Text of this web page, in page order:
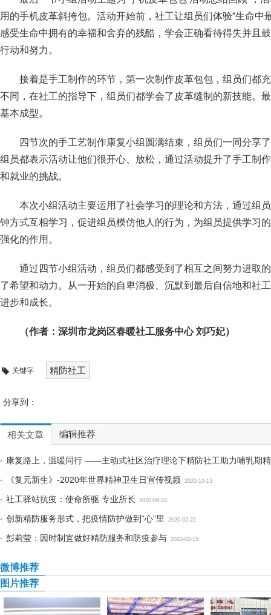
用的手机皮革斜挎包。活动开始前，社工让组员们体验“生命中
感受生命中拥有的幸福和舍弃的残酷，学会正确看待得失并且
行动和努力。
接着是手工制作的环节，第一次制作皮革包包，组员们都
不同，在社工的指导下，组员们都学会了皮革缝制的新技能。
基本成型。
四节次的手工艺制作康复小组圆满结束，组员们一同分享
组员都表示活动让他们很开心、放松，通过活动提升了手工制
和就业的挑战。
本次小组活动主要运用了社会学习的理论和方法，通过组
钟方式互相学习，促进组员模仿他人的行为，为组员提供学习
强化的作用。
通过四节小组活动，组员们都感受到了相互之间努力进取
了希望和动力。从一开始的自卑消极、沉默到最后自信地和社
进步和成长。
（作者：深圳市龙岗区春暖社工服务中心 刘巧妃）
关键字 精防社工
分享到：
相关文章 编辑推荐
康复路上，温暖同行 ——主动式社区治疗理论下精防社工助力哺乳期
《复元新生》-2020年世界精神卫生日宣传视频 2020-10-13
社工驿站抗疫：使命所驱 专业所长 2020-06-24
创新精防服务形式，把疫情防护做到“心”里 2020-02-22
彭莉莹：因时制宜做好精防服务和防疫参与 2020-02-15
微博推荐
图片推荐